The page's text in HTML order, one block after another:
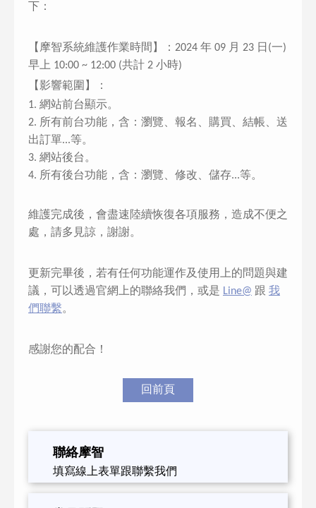
下：
【摩智系統維護作業時間】：2024 年 09 月 23 日(一)
早上 10:00 ~ 12:00 (共計 2 小時)
【影響範圍】：
1. 網站前台顯示。
2. 所有前台功能，含：瀏覽、報名、購買、結帳、送
出訂單...等。
3. 網站後台。
4. 所有後台功能，含：瀏覽、修改、儲存...等。
維護完成後，會盡速陸續恢復各項服務，造成不便之
處，請多見諒，謝謝。
更新完畢後，若有任何功能運作及使用上的問題與建
議，可以透過官網上的聯絡我們，或是 Line@ 跟 我
們聯繫。
感謝您的配合！
回前頁
聯絡摩智
填寫線上表單跟聯繫我們